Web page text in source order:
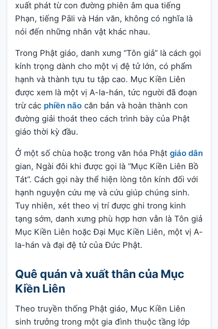
xuất phát từ con đường phiên âm qua tiếng
Phạn, tiếng Pāli và Hán văn, không có nghĩa là
nói đến những nhân vật khác nhau.
Trong Phật giáo, danh xưng “Tôn giả” là cách gọi
kính trọng dành cho một vị đệ tử lớn, có phẩm
hạnh và thành tựu tu tập cao. Mục Kiền Liên
được xem là một vị A-la-hán, tức người đã đoạn
trừ các phiền não căn bản và hoàn thành con
đường giải thoát theo cách trình bày của Phật
giáo thời kỳ đầu.
Ở một số chùa hoặc trong văn hóa Phật giáo dân
gian, Ngài đôi khi được gọi là “Mục Kiền Liên Bồ
Tát”. Cách gọi này thể hiện lòng tôn kính đối với
hạnh nguyện cứu mẹ và cứu giúp chúng sinh.
Tuy nhiên, xét theo vị trí được ghi trong kinh
tạng sớm, danh xưng phù hợp hơn vẫn là Tôn giả
Mục Kiền Liên hoặc Đại Mục Kiền Liên, một vị A-
la-hán và đại đệ tử của Đức Phật.
Quê quán và xuất thân của Mục
Kiền Liên
Theo truyền thống Phật giáo, Mục Kiền Liên
sinh trưởng trong một gia đình thuộc tầng lớp